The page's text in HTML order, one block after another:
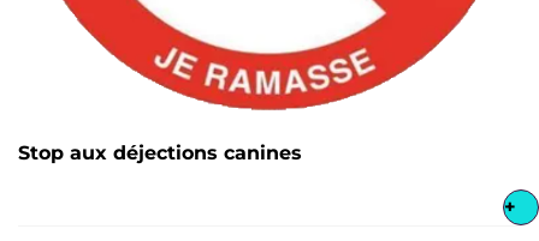
Stop aux déjections canines
+